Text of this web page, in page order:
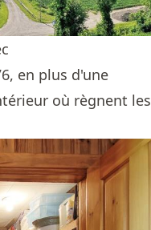
en plus d'une
où règnent les